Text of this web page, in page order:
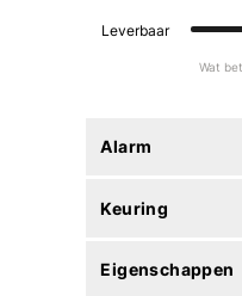
Leverbaar
Wat
Alarm
Keuring
Eigenschappen